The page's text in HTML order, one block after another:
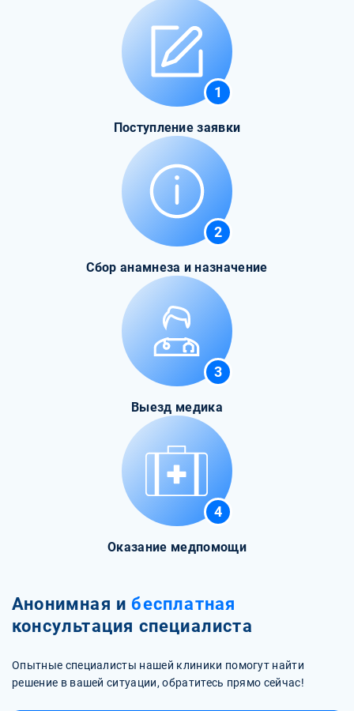
1
Поступление заявки
2
Сбор анамнеза и назначение
3
Выезд медика
4
Оказание медпомощи
Анонимная и бесплатная
консультация специалиста
Опытные специалисты нашей клиники помогут найти
решение в вашей ситуации, обратитесь прямо сейчас!